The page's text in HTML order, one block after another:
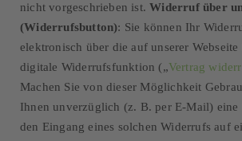
nicht vorgeschrieben ist.Widerruf über
(Widerrufsbutton): Sie können Ihr
elektronisch über die auf unserer Webseite
digitale Widerrufsfunktion („Vertrag
Machen Sie von dieser Möglichkeit
Ihnen unverzüglich (z. B. per E-Mail) eine
den Eingang eines solchen Widerrufs auf